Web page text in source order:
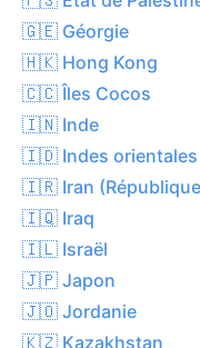
🇬🇪 Géorgie
🇭🇰 Hong Kong
🇨🇨 Îles Cocos
🇮🇳 Inde
🇮🇩 Indes orientales
🇮🇷 Iran
🇮🇶 Iraq
🇮🇱 Israël
🇯🇵 Japon
🇯🇴 Jordanie
🇰🇿 Kazakhstan